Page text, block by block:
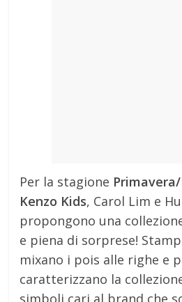
Per la stagione
Kenzo Kids, Carol Lim e
propongono una
e piena di sorprese!
mixano i pois alle righe e
caratterizzano la
simboli cari al brand che